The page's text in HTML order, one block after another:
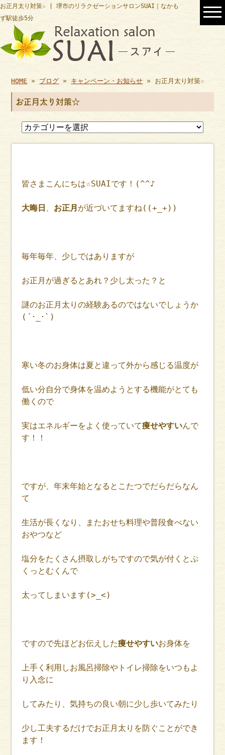
お正月太り対策☆ | 堺市のリラクゼーションサロンSUAI｜なかも
ず駅徒歩5分
HOME » ブログ » キャンペーン・お知らせ » お正月太り対策☆
お正月太り対策☆
皆さまこんにちは☆SUAIです！(^^♪
大晦日 、 お正月 が近づいてますね((+_+))
毎年毎年、少しではありますが
お正月が過ぎるとあれ？少し太った？と
謎のお正月太りの経験あるのではないでしょうか
(´･_･`)
寒い冬のお身体は夏と違って外から感じる温度が
低い分自分で身体を温めようとする機能がとても
働くので
実はエネルギーをよく使っていて痩せやすいんで
す！！
ですが、年末年始となるとこたつでだらだらなん
て
生活が長くなり、またおせち料理や普段食べない
おやつなど
塩分をたくさん摂取しがちですので気が付くとぷ
くっとむくんで
太ってしまいます(>_<)
ですので先ほどお伝えした痩せやすいお身体を
上手く利用しお風呂掃除やトイレ掃除をいつもよ
り入念に
してみたり、気持ちの良い朝に少し歩いてみたり
少し工夫するだけでお正月太りを防ぐことができ
ます！